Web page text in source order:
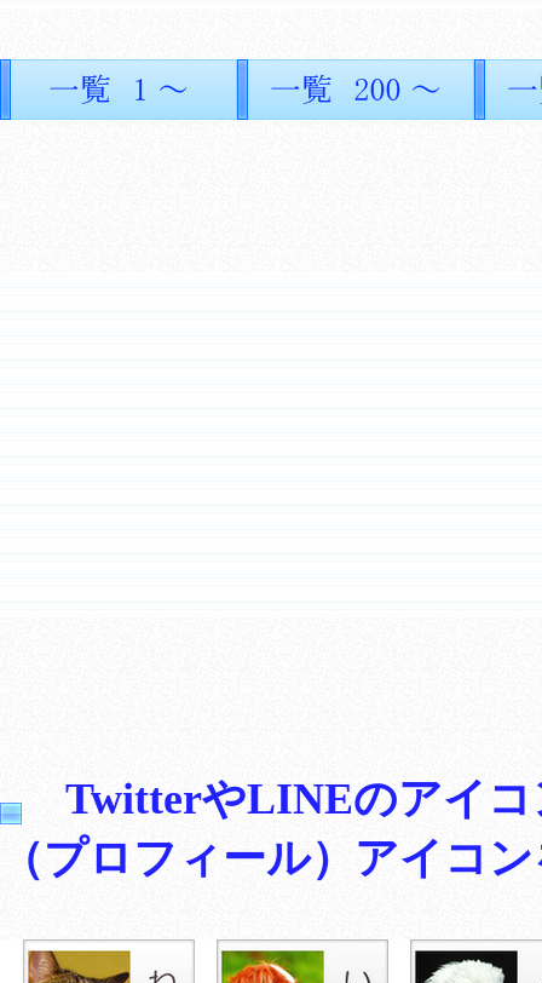
TwitterやLINEのアイ
（プロフィール）アイコ